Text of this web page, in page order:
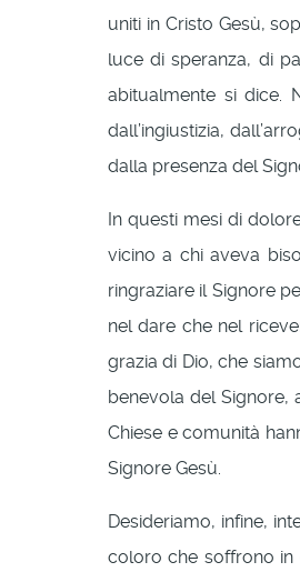
uniti in Cristo Gesù,
luce di speranza, di
abitualmente si dice.
dall’ingiustizia,
dalla presenza del
In questi mesi di
vicino a chi aveva
ringraziare il Signore
nel dare che nel
grazia di Dio, che
benevola del Signore,
Chiese e comunità
Signore Gesù.
Desideriamo, infine,
coloro che soffrono in